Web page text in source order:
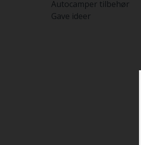
Autocamper tilbehør
Gave ideer